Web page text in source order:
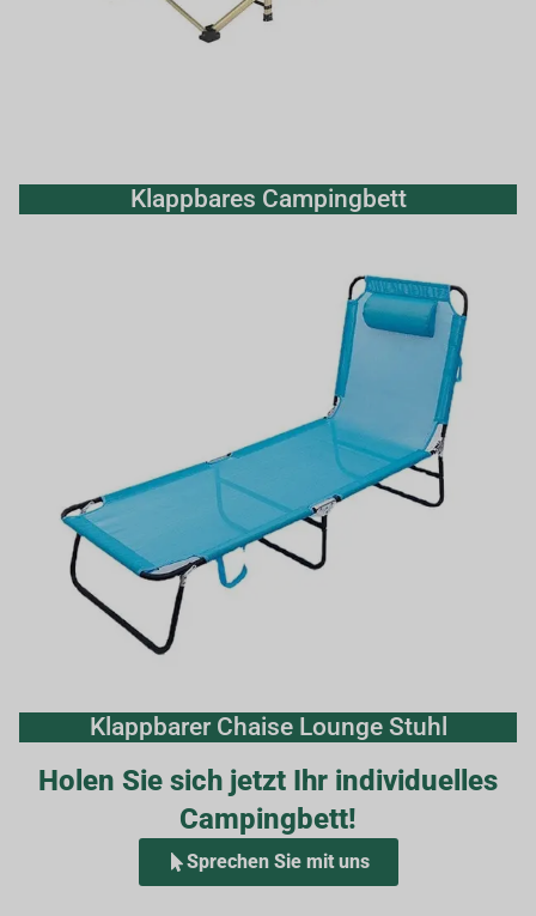
Klappbares Campingbett
Klappbarer Chaise Lounge Stuhl
Holen Sie sich jetzt Ihr individuelles
Campingbett!
Sprechen Sie mit uns